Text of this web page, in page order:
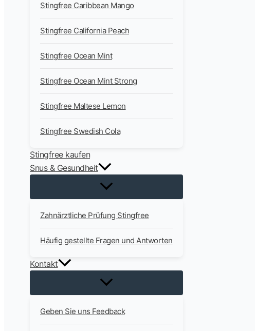
Stingfree Caribbean Mango
Stingfree California Peach
Stingfree Ocean Mint
Stingfree Ocean Mint Strong
Stingfree Maltese Lemon
Stingfree Swedish Cola
Stingfree kaufen
Snus & Gesundheit
Zahnärztliche Prüfung Stingfree
Häufig gestellte Fragen und Antworten
Kontakt
Geben Sie uns Feedback